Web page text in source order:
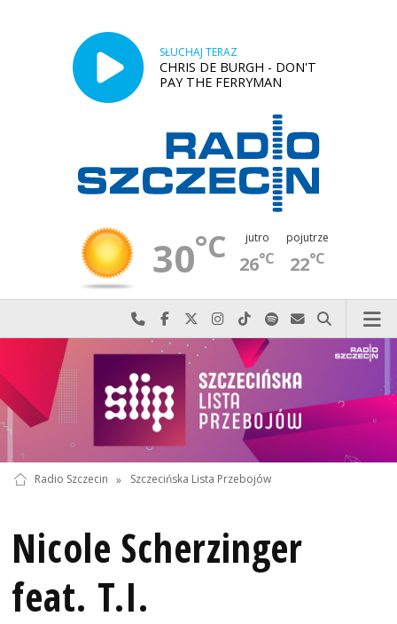
SŁUCHAJ TERAZ
CHRIS DE BURGH - DON'T
PAY THE FERRYMAN
30°C jutro
26°C
pojutrze
22°C
Najlepiej po prostu do nas zadzwoń
Odwiedź nas na Facebook-u
Odwiedź nas na X
Odwiedź nas na Instagram-ie
Odwiedź nas na TikTok-u
Szukaj nas na Spotify
Wyślij do nas
Szukaj
Radio Szczecin » Szczecińska Lista Przebojów
Nicole Scherzinger
feat. T.I.